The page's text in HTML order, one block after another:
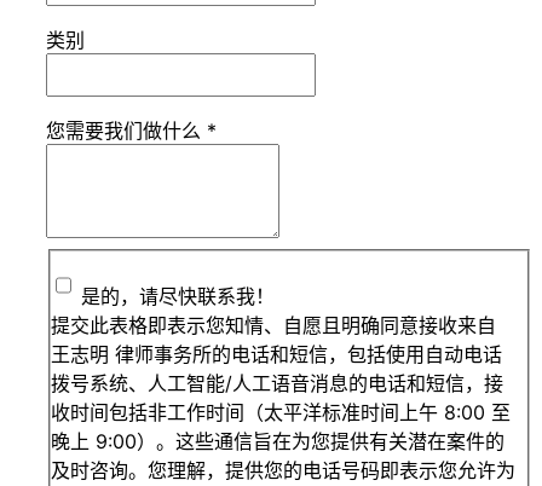
类别
您需要我们做什么 *
是的，请尽快联系我！
提交此表格即表示您知情、自愿且明确同意接收来自
王志明 律师事务所的电话和短信，包括使用自动电话
拨号系统、人工智能/人工语音消息的电话和短信，接
收时间包括非工作时间（太平洋标准时间上午 8:00 至
晚上 9:00）。这些通信旨在为您提供有关潜在案件的
及时咨询。您理解，提供您的电话号码即表示您允许为